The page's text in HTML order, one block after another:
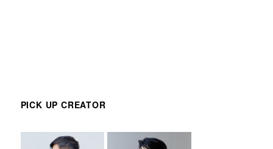
PICK UP CREATOR